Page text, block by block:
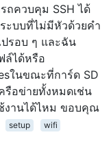
ถควบคุม SSH ได้
ะบบที่ไม่มีหัวด้วยคำ
รอบ ๆ และฉัน
ล์ได้หรือ
ในขณะที่การ์ด SD
รือข่ายทั้งหมดเช่น
งานได้ไหม ขอบคุณ
setup
wifi